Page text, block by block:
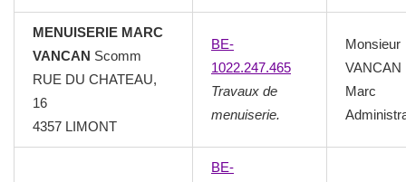
MENUISERIE MARC
VANCAN Scomm
RUE DU CHATEAU,
16
4357 LIMONT
BE-
1022.247.465
Travaux de
menuiserie.
Monsieur
VANCAN
Marc
BE-